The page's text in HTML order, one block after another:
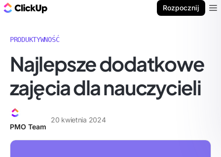
Rozpocznij
PRODUKTYWNOŚĆ
Najlepsze dodatkowe
zajęcia dla nauczycieli
PMO Team
20 kwietnia 2024